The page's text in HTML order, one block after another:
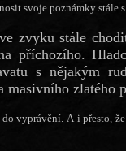
svoje poznámky stále
zvyku stále
příchozího.
s nějakým
masivního zlatého
vyprávění. A i přesto,